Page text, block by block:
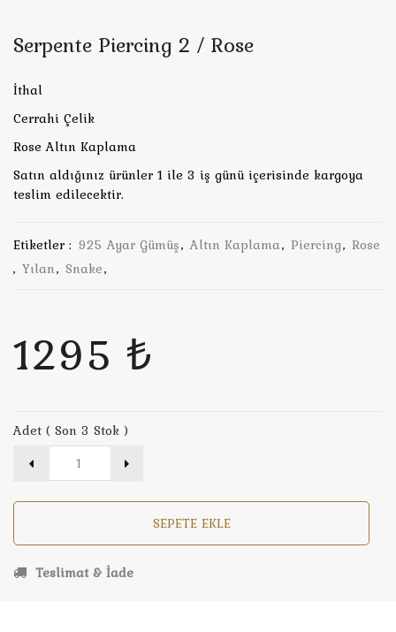
Serpente Piercing 2 / Rose
İthal
Cerrahi Çelik
Rose Altın Kaplama
Satın aldığınız ürünler 1 ile 3 iş günü içerisinde kargoya
teslim edilecektir.
Etiketler : 925 Ayar Gümüş, Altın Kaplama, Piercing, Rose
, Yılan, Snake,
1295 ₺
Adet ( Son 3 Stok )
SEPETE EKLE
Teslimat & İade